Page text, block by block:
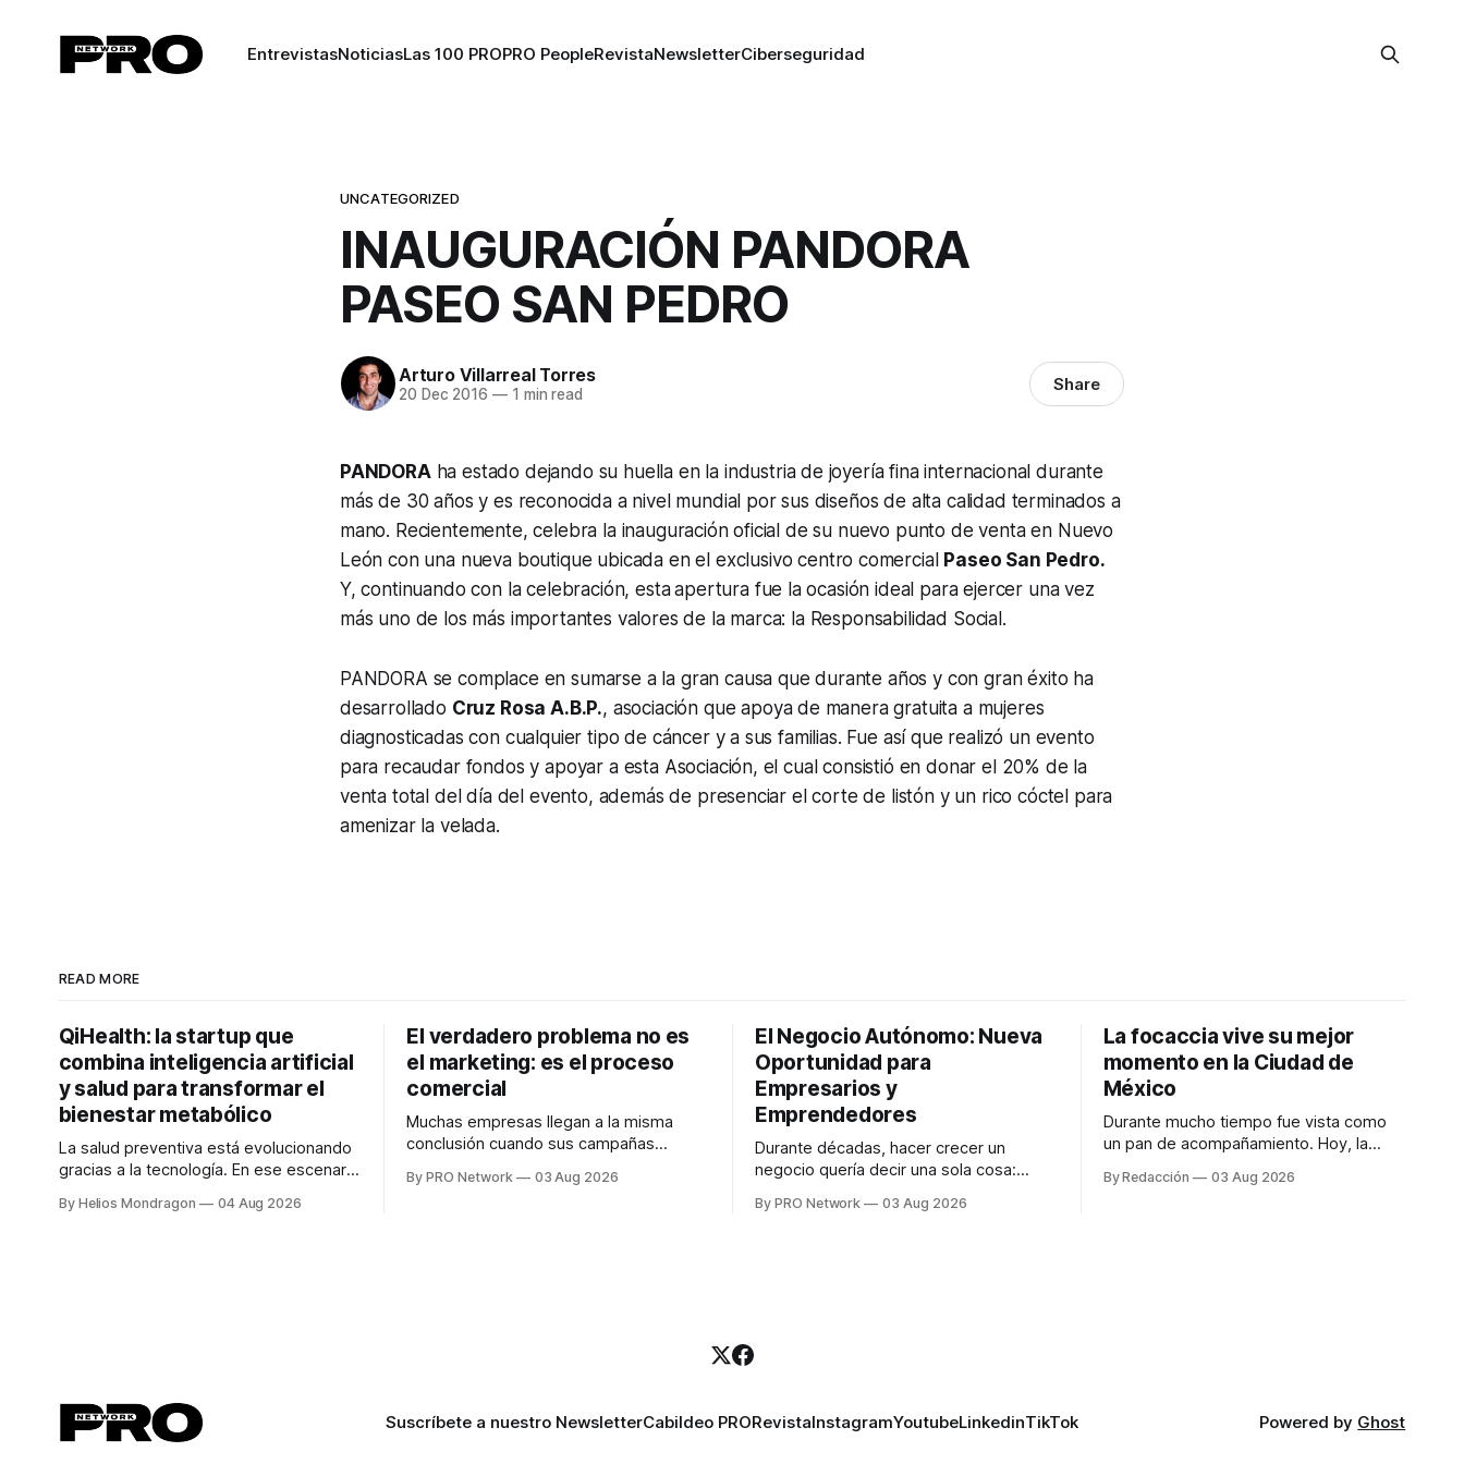
EntrevistasNoticiasLas 100 PROPRO PeopleRevistaNewsletterCiberseguridad
UNCATEGORIZED
INAUGURACIÓN PANDORA
PASEO SAN PEDRO
Arturo Villarreal Torres
20 Dec 2016 —1 min read Share
PANDORAha estado dejando su huella en la industria de joyería fina internacional durante
más de 30 años y es reconocida a nivel mundial por sus diseños de alta calidad terminados a
mano. Recientemente, celebra la inauguración oficial de su nuevo punto de venta en Nuevo
León con una nueva boutique ubicada en el exclusivo centro comercial Paseo San Pedro.
Y, continuando con la celebración, estaapertura fue la ocasión ideal para ejercer una vez
más uno de los más importantes valores de la marca: la Responsabilidad Social.
PANDORA se complace en sumarse a la gran causa que durante años y con gran éxito ha
desarrollado Cruz Rosa A.B.P., asociación que apoya de manera gratuita a mujeres
diagnosticadas con cualquier tipo de cáncer y a sus familias. Fue así que realizó un evento
para recaudar fondos y apoyar a esta Asociación, el cual consistió en donar el 20% de la
venta total del día del evento, además de presenciar el corte de listón y un rico cóctel para
amenizar la velada.
READ MORE
QiHealth: la startup que
combina inteligencia artificial
y salud para transformar el
bienestar metabólico
La salud preventiva está evolucionando
gracias a la tecnología. En ese escenario
desarrolla un ecosistema digital capaz
By Helios Mondragon 04 Aug 2026
El verdadero problema no es
el marketing: es el proceso
comercial
Muchas empresas llegan a la misma
conclusión cuando sus campañas
marketing no funciona". Sin embargo,
By PRO Network 03 Aug 2026
El Negocio Autónomo: Nueva
Oportunidad para
Empresarios y
Emprendedores
Durante décadas, hacer crecer un
negocio quería decir una sola cosa:
anuncios, un especialista en marketing
By PRO Network 03 Aug 2026
La focaccia vive su mejor
momento en la Ciudad de
México
Durante mucho tiempo fue vista como
un pan de acompañamiento. Hoy, la
platillos favoritos de quienes buscan
By Redacción 03 Aug 2026
Suscríbete a nuestro NewsletterCabildeo PRORevistaInstagramYoutubeLinkedinTikTok Powered by Ghost